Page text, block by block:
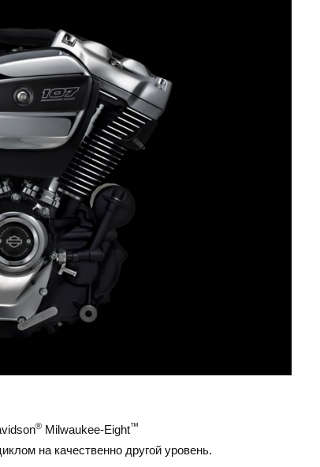
® Milwaukee-Eight™
на качественно другой уровень.